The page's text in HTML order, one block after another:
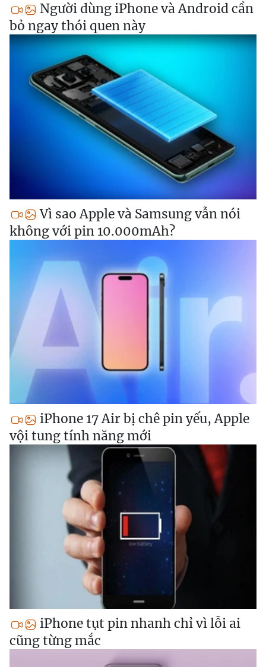
Người dùng iPhone và Android cần
bỏ ngay thói quen này
Vì sao Apple và Samsung vẫn nói
không với pin 10.000mAh?
iPhone 17 Air bị chê pin yếu, Apple
vội tung tính năng mới
iPhone tụt pin nhanh chỉ vì lỗi ai
cũng từng mắc